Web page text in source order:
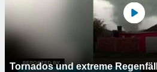
Tornados und extreme